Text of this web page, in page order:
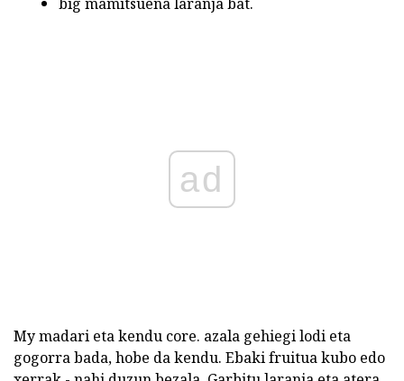
ad
My madari eta kendu core. azala gehiegi lodi eta
gogorra bada, hobe da kendu. Ebaki fruitua kubo edo